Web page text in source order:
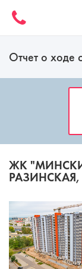
Отчет о ходе
ЖК
РАЗИНСКАЯ,